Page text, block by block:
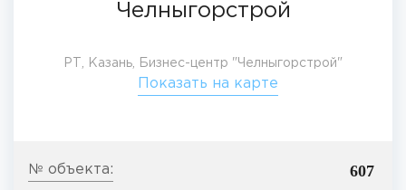
Челныгорстрой
РТ, Казань, Бизнес-центр "Челныгорстрой"
Показать на карте
607